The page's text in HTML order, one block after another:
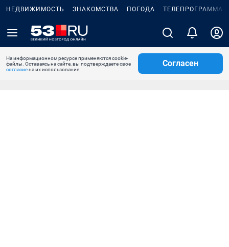
НЕДВИЖИМОСТЬ ЗНАКОМСТВА ПОГОДА ТЕЛЕПРОГРАММА
На информационном ресурсе применяются cookie-
файлы. Оставаясь на сайте, вы подтверждаете свое
согласиена их использование.
Согласен